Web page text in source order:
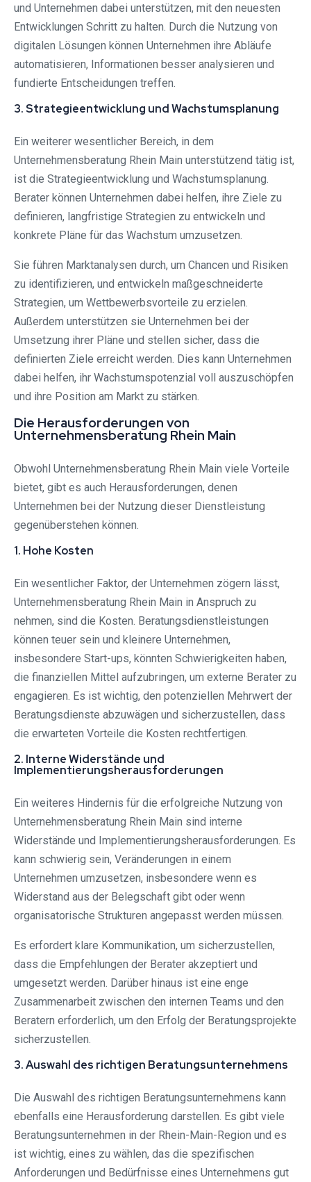
und Unternehmen dabei unterstützen, mit den neuesten
Entwicklungen Schritt zu halten. Durch die Nutzung von
digitalen Lösungen können Unternehmen ihre Abläufe
automatisieren, Informationen besser analysieren und
fundierte Entscheidungen treffen.
3. Strategieentwicklung und Wachstumsplanung
Ein weiterer wesentlicher Bereich, in dem
Unternehmensberatung Rhein Main unterstützend tätig ist,
ist die Strategieentwicklung und Wachstumsplanung.
Berater können Unternehmen dabei helfen, ihre Ziele zu
definieren, langfristige Strategien zu entwickeln und
konkrete Pläne für das Wachstum umzusetzen.
Sie führen Marktanalysen durch, um Chancen und Risiken
zu identifizieren, und entwickeln maßgeschneiderte
Strategien, um Wettbewerbsvorteile zu erzielen.
Außerdem unterstützen sie Unternehmen bei der
Umsetzung ihrer Pläne und stellen sicher, dass die
definierten Ziele erreicht werden. Dies kann Unternehmen
dabei helfen, ihr Wachstumspotenzial voll auszuschöpfen
und ihre Position am Markt zu stärken.
Die Herausforderungen von
Unternehmensberatung Rhein Main
Obwohl Unternehmensberatung Rhein Main viele Vorteile
bietet, gibt es auch Herausforderungen, denen
Unternehmen bei der Nutzung dieser Dienstleistung
gegenüberstehen können.
1. Hohe Kosten
Ein wesentlicher Faktor, der Unternehmen zögern lässt,
Unternehmensberatung Rhein Main in Anspruch zu
nehmen, sind die Kosten. Beratungsdienstleistungen
können teuer sein und kleinere Unternehmen,
insbesondere Start-ups, könnten Schwierigkeiten haben,
die finanziellen Mittel aufzubringen, um externe Berater zu
engagieren. Es ist wichtig, den potenziellen Mehrwert der
Beratungsdienste abzuwägen und sicherzustellen, dass
die erwarteten Vorteile die Kosten rechtfertigen.
2. Interne Widerstände und
Implementierungsherausforderungen
Ein weiteres Hindernis für die erfolgreiche Nutzung von
Unternehmensberatung Rhein Main sind interne
Widerstände und Implementierungsherausforderungen. Es
kann schwierig sein, Veränderungen in einem
Unternehmen umzusetzen, insbesondere wenn es
Widerstand aus der Belegschaft gibt oder wenn
organisatorische Strukturen angepasst werden müssen.
Es erfordert klare Kommunikation, um sicherzustellen,
dass die Empfehlungen der Berater akzeptiert und
umgesetzt werden. Darüber hinaus ist eine enge
Zusammenarbeit zwischen den internen Teams und den
Beratern erforderlich, um den Erfolg der Beratungsprojekte
sicherzustellen.
3. Auswahl des richtigen Beratungsunternehmens
Die Auswahl des richtigen Beratungsunternehmens kann
ebenfalls eine Herausforderung darstellen. Es gibt viele
Beratungsunternehmen in der Rhein-Main-Region und es
ist wichtig, eines zu wählen, das die spezifischen
Anforderungen und Bedürfnisse eines Unternehmens gut